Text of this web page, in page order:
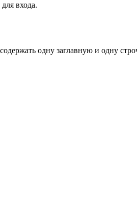
входа.
одну заглавную и одну